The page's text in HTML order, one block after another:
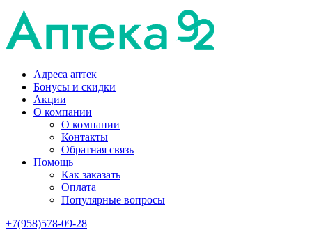
Адреса аптек
Бонусы и скидки
Акции
О компании
О компании
Контакты
Обратная связь
Помощь
Как заказать
Оплата
Популярные вопросы
+7(958)578-09-28